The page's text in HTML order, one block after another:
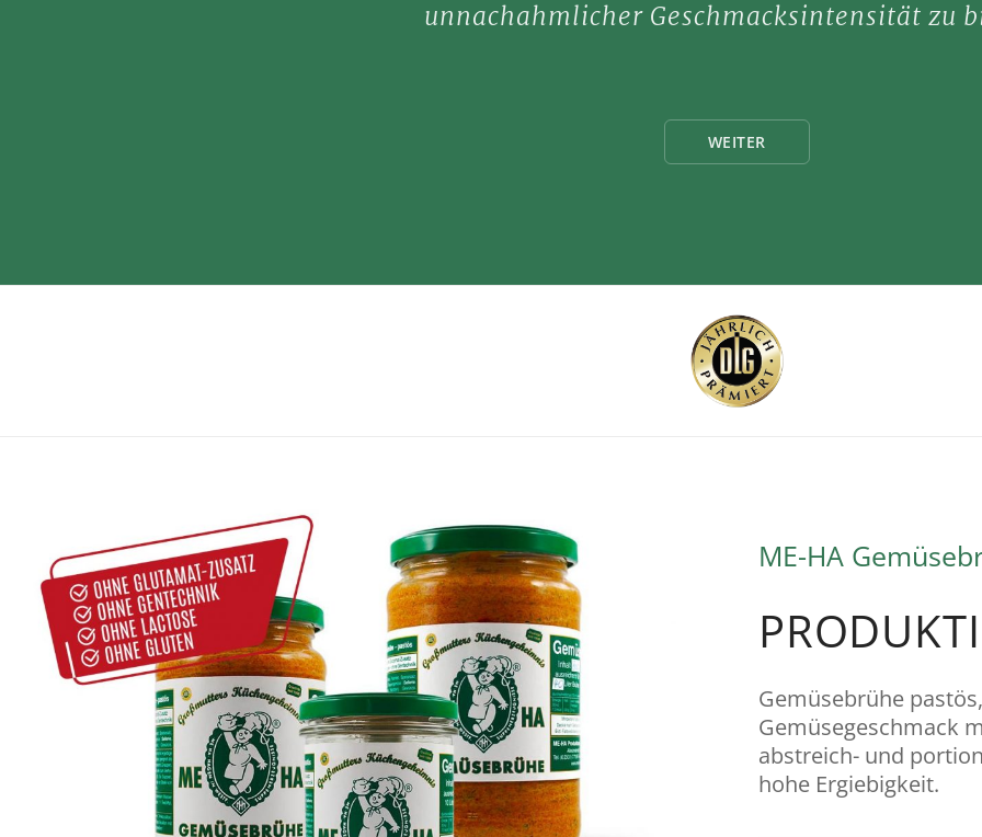
unnachahm­licher Geschmacks­intensität zu
WEITER
ME-HA
Gemüse­brühe
Gemüse­geschmack
ab­streich- und
hohe Ergie­big­keit.